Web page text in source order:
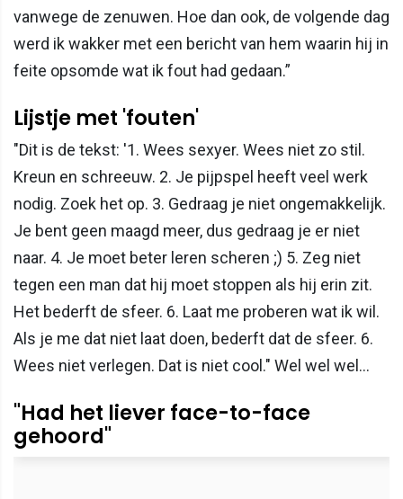
vanwege de zenuwen. Hoe dan ook, de volgende dag
werd ik wakker met een bericht van hem waarin hij in
feite opsomde wat ik fout had gedaan.”
Lijstje met 'fouten'
"Dit is de tekst: '1. Wees sexyer. Wees niet zo stil.
Kreun en schreeuw. 2. Je pijpspel heeft veel werk
nodig. Zoek het op. 3. Gedraag je niet ongemakkelijk.
Je bent geen maagd meer, dus gedraag je er niet
naar. 4. Je moet beter leren scheren ;) 5. Zeg niet
tegen een man dat hij moet stoppen als hij erin zit.
Het bederft de sfeer. 6. Laat me proberen wat ik wil.
Als je me dat niet laat doen, bederft dat de sfeer. 6.
Wees niet verlegen. Dat is niet cool." Wel wel wel…
"Had het liever face-to-face
gehoord"